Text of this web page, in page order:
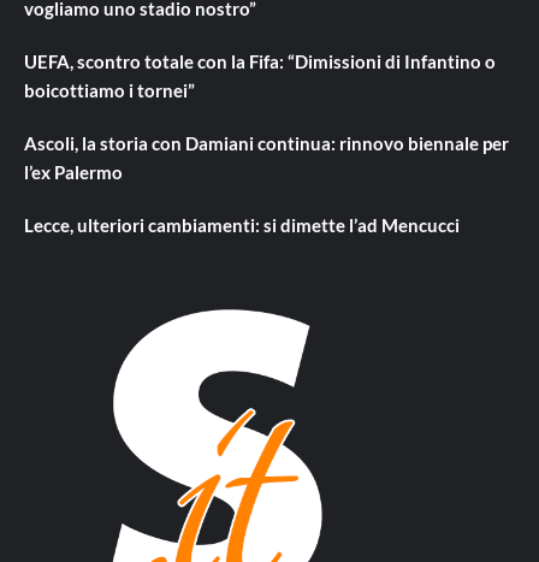
vogliamo uno stadio nostro”
UEFA, scontro totale con la Fifa: “Dimissioni di Infantino o
boicottiamo i tornei”
Ascoli, la storia con Damiani continua: rinnovo biennale per
l’ex Palermo
Lecce, ulteriori cambiamenti: si dimette l’ad Mencucci